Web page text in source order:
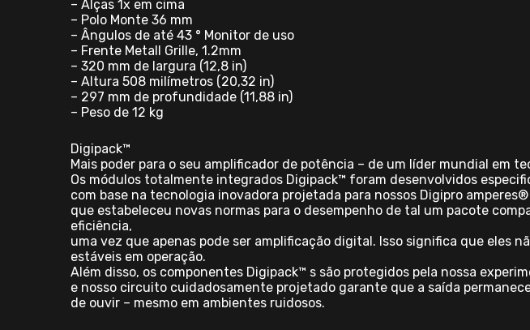
– Alças 1x em cima
– Polo Monte 36 mm
– Ângulos de até 43 ° Monitor de uso
– Frente Metall Grille, 1.2mm
– 320 mm de largura (12,8 in)
– Altura 508 milímetros (20,32 in)
– 297 mm de profundidade (11,88 in)
– Peso de 12 kg
Digipack™
Mais poder para o seu amplificador de potência – de um líder mundial em
Os módulos totalmente integrados Digipack™ foram desenvolvidos
com base na tecnologia inovadora projetada para nossos Digipro
que estabeleceu novas normas para o desempenho de tal um pacote
eficiência,
uma vez que apenas pode ser amplificação digital. Isso significa que eles
estáveis em operação.
Além disso, os componentes Digipack™ s são protegidos pela nossa
e nosso circuito cuidadosamente projetado garante que a saída
de ouvir – mesmo em ambientes ruidosos.